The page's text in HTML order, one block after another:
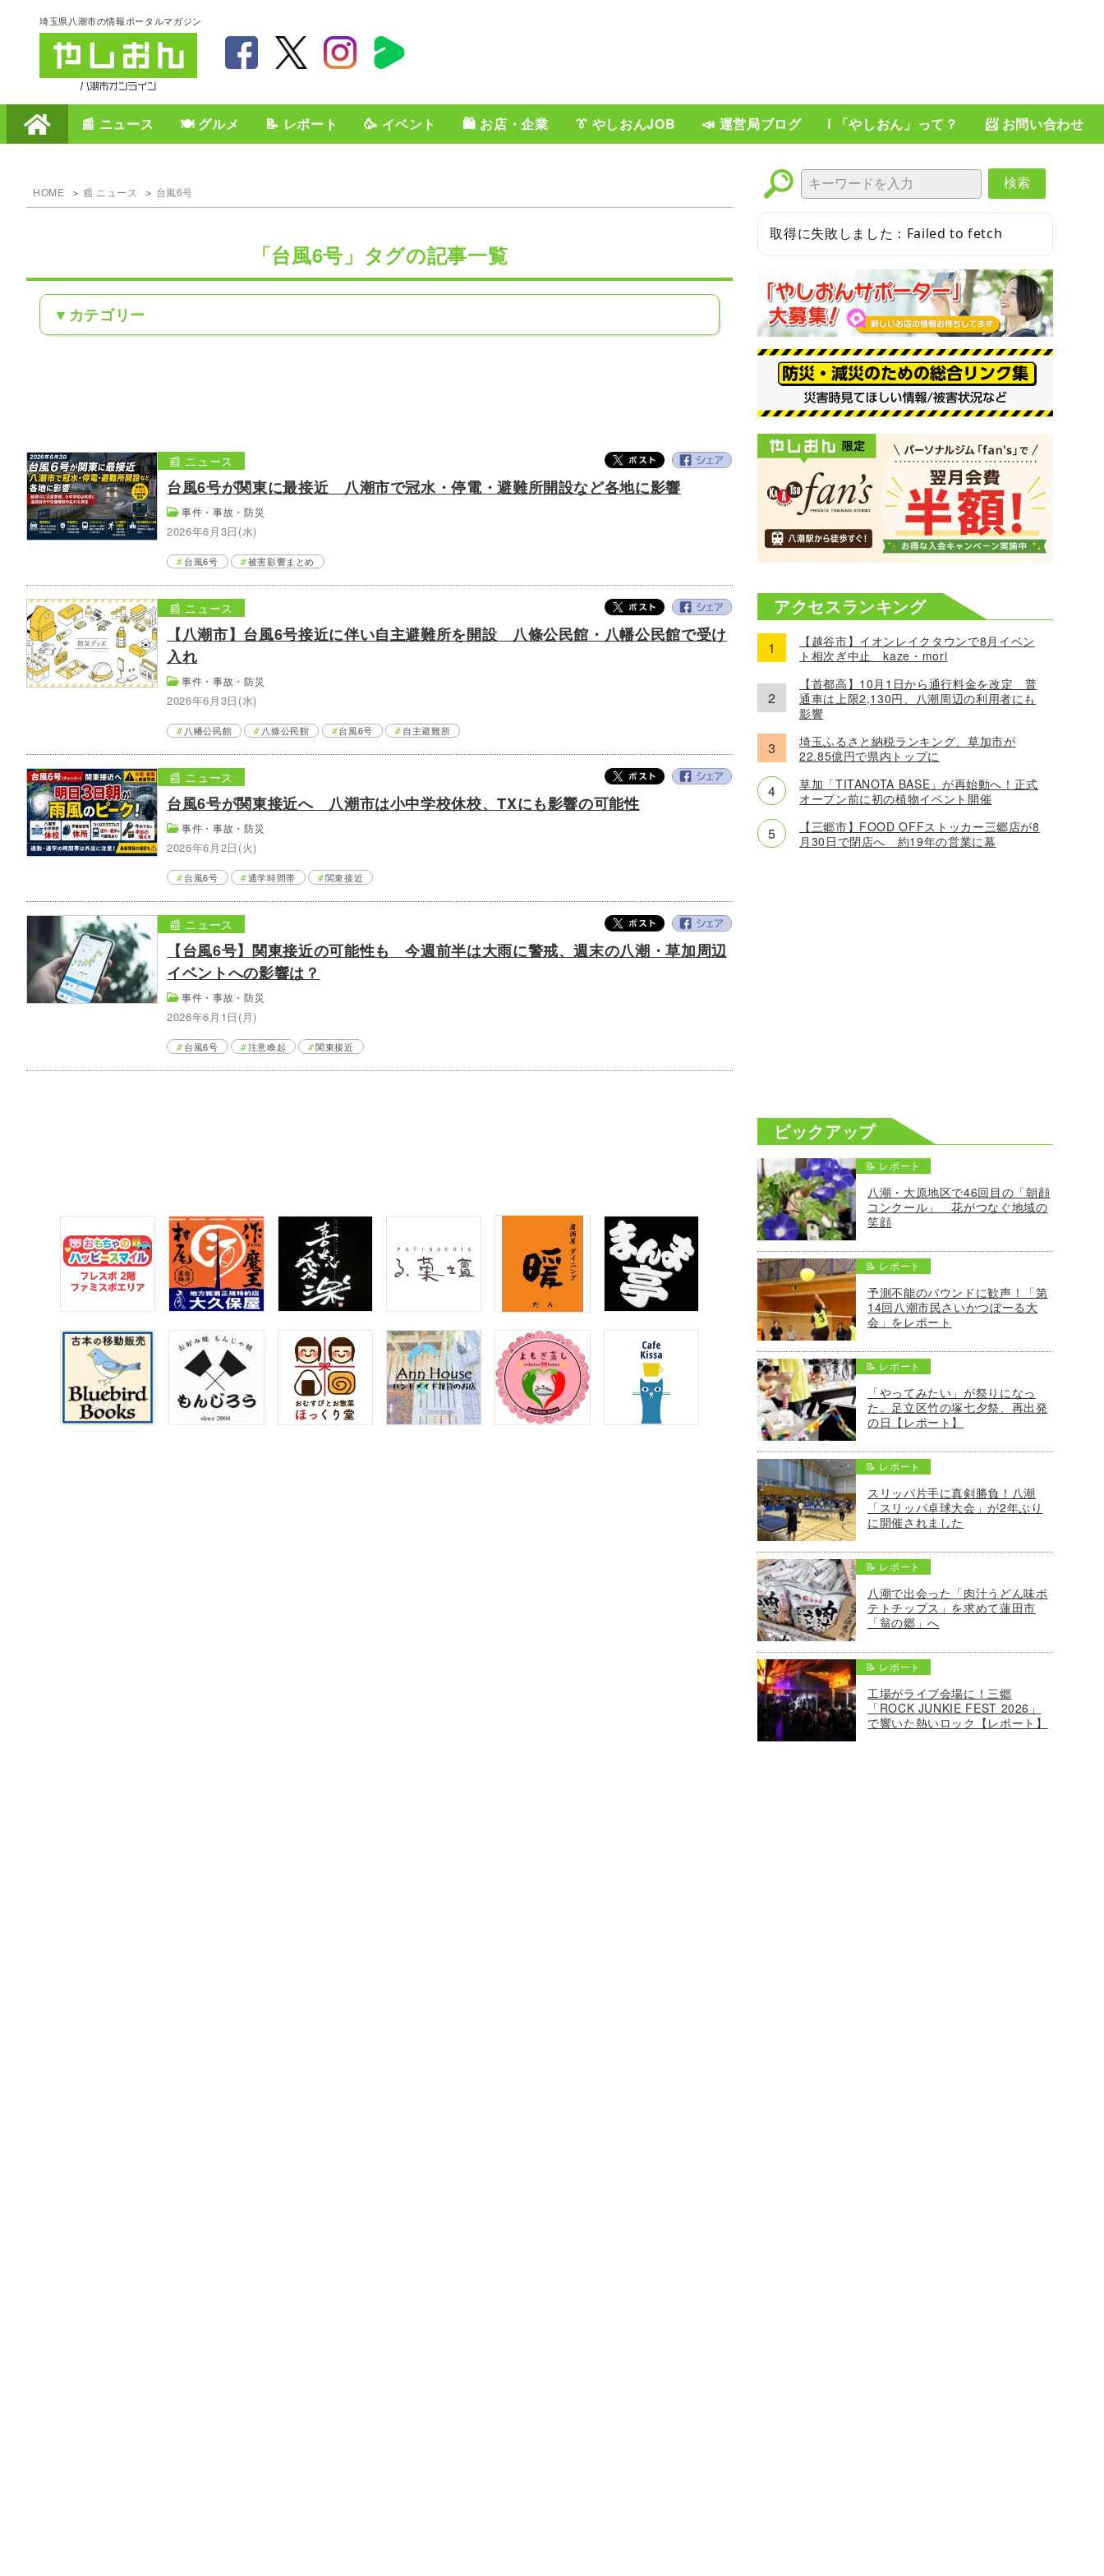
埼玉県八潮市の情報ポータルマガジン
📰 ニュース 🍽️ グルメ 📝 レポート 🥳 イベント 🛍️ お店・企業 👔 やしおんJOB 📣 運営局ブログ ℹ️ 「やしおん」って？ 📨 お問い合わせ
HOME 📰 ニュース 台風6号
「台風6号」タグの記事一覧
カテゴリー
台風6号が関東に最接近 八潮市で冠水・停電・避難所開設など各地に影響
事件・事故・防災
2026年6月3日(水)
📰 ニュース
台風6号 被害影響まとめ
【八潮市】台風6号接近に伴い自主避難所を開設 八條公民館・八幡公民館で受け
入れ
事件・事故・防災
2026年6月3日(水)
📰 ニュース
八幡公民館 八條公民館 台風6号 自主避難所
台風6号が関東接近へ 八潮市は小中学校休校、TXにも影響の可能性
事件・事故・防災
2026年6月2日(火)
📰 ニュース
台風6号 通学時間帯 関東接近
【台風6号】関東接近の可能性も 今週前半は大雨に警戒、週末の八潮・草加周辺
イベントへの影響は？
事件・事故・防災
2026年6月1日(月)
📰 ニュース
台風6号 注意喚起 関東接近
検索
取得に失敗しました：Failed to fetch
アクセスランキング
【越谷市】イオンレイクタウンで8月イベン
ト相次ぎ中止 kaze・mori
【首都高】10月1日から通行料金を改定 普
通車は上限2,130円、八潮周辺の利用者にも
影響
埼玉ふるさと納税ランキング、草加市が
22.85億円で県内トップに
草加「TITANOTA BASE」が再始動へ！正式
オープン前に初の植物イベント開催
【三郷市】FOOD OFFストッカー三郷店が8
月30日で閉店へ 約19年の営業に幕
ピックアップ
📝 レポート
八潮・大原地区で46回目の「朝顔
コンクール」 花がつなぐ地域の
笑顔
📝 レポート
予測不能のバウンドに歓声！「第
14回八潮市民さいかつぼーる大
会」をレポート
📝 レポート
「やってみたい」が祭りになっ
た。足立区竹の塚七夕祭、再出発
の日【レポート】
📝 レポート
スリッパ片手に真剣勝負！八潮
「スリッパ卓球大会」が2年ぶり
に開催されました
📝 レポート
八潮で出会った「肉汁うどん味ポ
テトチップス」を求めて蓮田市
「翁の郷」へ
📝 レポート
工場がライブ会場に！三郷
「ROCK JUNKIE FEST 2026」
で響いた熱いロック【レポート】